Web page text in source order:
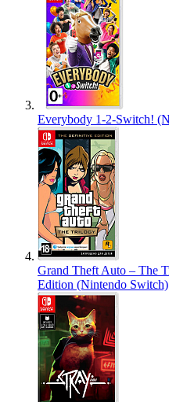
Everybody 1-2-Switch!
Grand Theft Auto – The
Edition (Nintendo Switch)